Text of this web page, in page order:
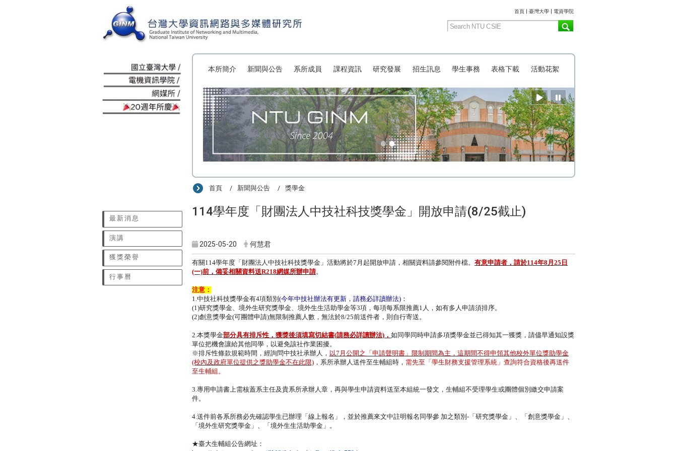
首頁| 臺灣大學| 電資學院
本所簡介 新聞與公告 系所成員 課程資訊 研究發展 招生訊息 學生事務 表格下載 活動花絮
最新消息
演講
獲獎榮譽
行事曆
首頁 新聞與公告 獎學金
114學年度「財團法人中技社科技獎學金」開放申請(8/25截止)
2025-05-20 何慧君
有關114學年度「財團法人中技社科技獎學金」活動將於7月起開放申請，相關資料請參閱附件檔。 有意申請者，請於114年8月25日
(一)前，備妥相關資料送R218網媒所辦申請。
注意：
1.中技社科技獎學金有4項類別 (今年中技社辦法有更新， 請務必詳讀辦法)：
(1)研究獎學金、境外生研究獎學金、境外生生活助學金等3項， 每項每系限推薦1人，如有多人申請須排序。
(2)創意獎學金(可團體申請)無限制推薦人數，無法於8/25前送件者，則自行寄送。
2.本獎學金部分具有排斥性，獲獎後須填寫切結書(請務必詳讀辦法)， 如同學同時申請多項獎學金並已得知其一獲獎， 請儘早通知設獎
單位把機會讓給其他同學，以避免該社作業困擾。
※排斥性條款規範時間，經詢問中技社承辦人， 以7月公開之「 申請聲明書」限制期間為主，這期間不得申領其他校外單位獎助學金
(校內及政府單位提供之獎助學金不在此限)，系所承辦人送件至生輔組時， 需先至「學生財務支援管理系統」 查詢符合資格後再送件
至生輔組。
3.專用申請書上需核蓋系主任及貴系所承辦人章， 再與學生申請資料送至本組統一發文，生輔組不受理學生或團體個別繳交申請案
件。
4.送件前各系所務必先確認學生已辦理「線上報名」， 並於推薦來文中註明報名同學參 加之類別-「研究獎學金」、「創意獎學金」、
「 境外生研究獎學金」、「境外生生活助學金」。
★臺大生輔組公告網址：